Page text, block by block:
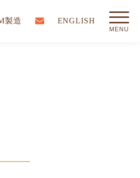
製造 ENGLISH